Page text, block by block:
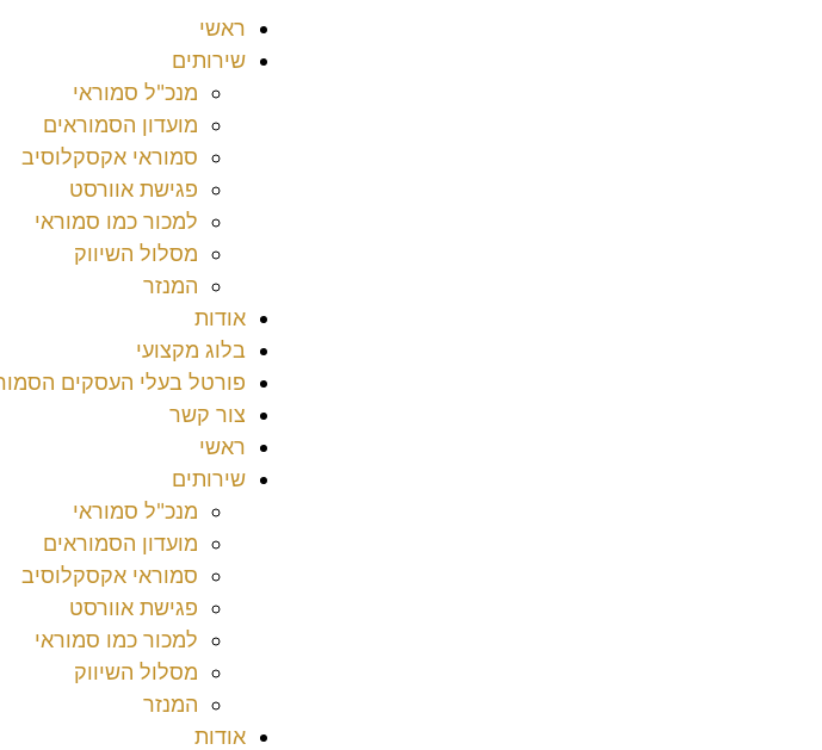
ראשי
שירותים
מנכ"ל סמוראי
מועדון הסמוראים
סמוראי אקסקלוסיב
פגישת אוורסט
למכור כמו סמוראי
מסלול השיווק
המנזר
אודות
בלוג מקצועי
פורטל בעלי העסקים
צור קשר
ראשי
שירותים
מנכ"ל סמוראי
מועדון הסמוראים
סמוראי אקסקלוסיב
פגישת אוורסט
למכור כמו סמוראי
מסלול השיווק
המנזר
אודות